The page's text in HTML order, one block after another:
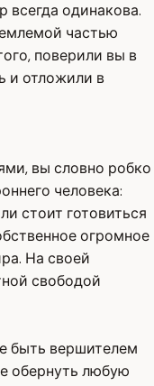
всегда одинакова.
частью
поверили вы в
и отложили в
вы словно робко
человека:
стоит готовиться
огромное
На своей
свободой
быть вершителем
обернуть любую